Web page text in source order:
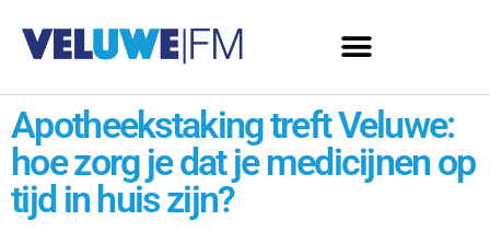
Apotheekstaking treft Veluwe:
hoe zorg je dat je medicijnen op
tijd in huis zijn?